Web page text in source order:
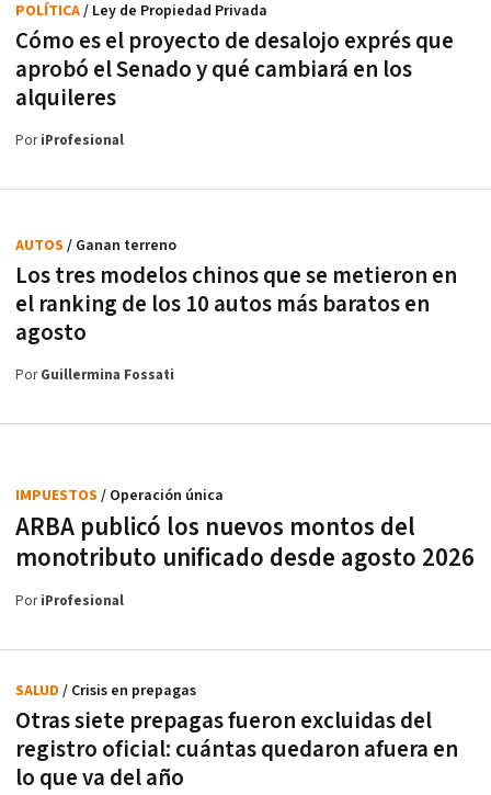
Cómo es el proyecto de desalojo exprés que
aprobó el Senado y qué cambiará en los
alquileres
POLÍTICA/ Ley de Propiedad Privada
PoriProfesional
Los tres modelos chinos que se metieron en
el ranking de los 10 autos más baratos en
agosto
AUTOS / Ganan terreno
PorGuillermina Fossati
ARBA publicó los nuevos montos del
monotributo unificado desde agosto 2026
IMPUESTOS / Operación única
PoriProfesional
Otras siete prepagas fueron excluidas del
registro oficial: cuántas quedaron afuera en
lo que va del año
SALUD / Crisis en prepagas